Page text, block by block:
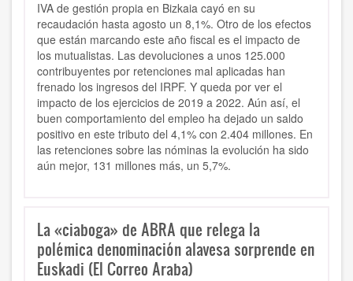
IVA de gestión propia en Bizkaia cayó en su
recaudación hasta agosto un 8,1%. Otro de los efectos
que están marcando este año fiscal es el impacto de
los mutualistas. Las devoluciones a unos 125.000
contribuyentes por retenciones mal aplicadas han
frenado los ingresos del IRPF. Y queda por ver el
impacto de los ejercicios de 2019 a 2022. Aún así, el
buen comportamiento del empleo ha dejado un saldo
positivo en este tributo del 4,1% con 2.404 millones. En
las retenciones sobre las nóminas la evolución ha sido
aún mejor, 131 millones más, un 5,7%.
La «ciaboga» de ABRA que relega la
polémica denominación alavesa sorprende en
Euskadi (El Correo Araba)